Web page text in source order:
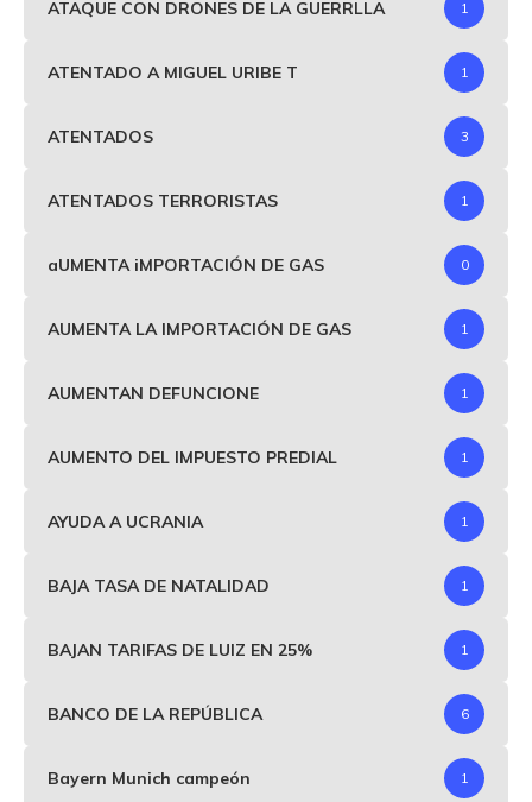
ATAQUE CON DRONES DE LA GUERRLLA 1
ATENTADO A MIGUEL URIBE T 1
ATENTADOS 3
ATENTADOS TERRORISTAS 1
aUMENTA iMPORTACIÓN DE GAS 0
AUMENTA LA IMPORTACIÓN DE GAS 1
AUMENTAN DEFUNCIONE 1
AUMENTO DEL IMPUESTO PREDIAL 1
AYUDA A UCRANIA 1
BAJA TASA DE NATALIDAD 1
BAJAN TARIFAS DE LUIZ EN 25% 1
BANCO DE LA REPÚBLICA 6
Bayern Munich campeón 1